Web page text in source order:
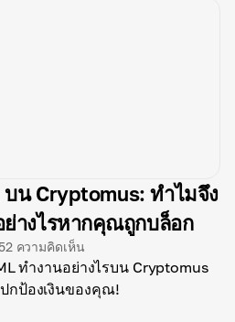
บน Cryptomus: ทำไมจึง
ย่างไรหากคุณถูกบล็อก
52 ความคิดเห็น
ทำงานอย่างไรบน Cryptomus
กป้องเงินของคุณ!